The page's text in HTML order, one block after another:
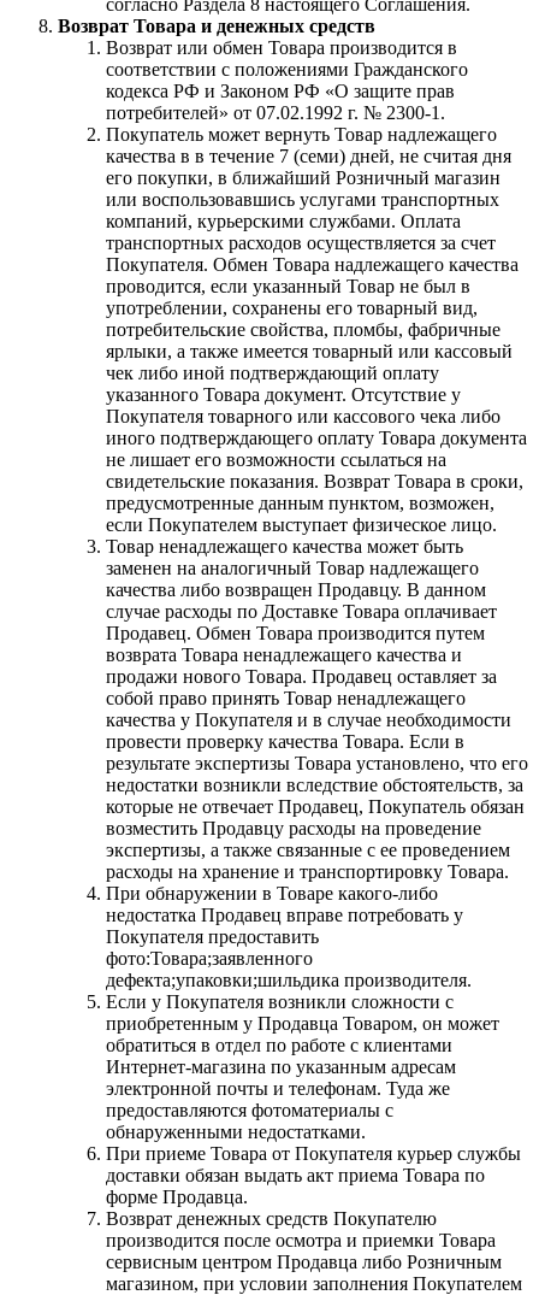
Возврат Товара и денежных средств
Возврат или обмен Товара производится в
соответствии с положениями Гражданского
кодекса РФ и Законом РФ «О защите прав
потребителей» от 07.02.1992 г. № 2300-1.
Покупатель может вернуть Товар надлежащего
качества в в течение 7 (семи) дней, не считая дня
его покупки, в ближайший Розничный магазин
или воспользовавшись услугами транспортных
компаний, курьерскими службами. Оплата
транспортных расходов осуществляется за счет
Покупателя. Обмен Товара надлежащего качества
проводится, если указанный Товар не был в
употреблении, сохранены его товарный вид,
потребительские свойства, пломбы, фабричные
ярлыки, а также имеется товарный или кассовый
чек либо иной подтверждающий оплату
указанного Товара документ. Отсутствие у
Покупателя товарного или кассового чека либо
иного подтверждающего оплату Товара документа
не лишает его возможности ссылаться на
свидетельские показания. Возврат Товара в сроки,
предусмотренные данным пунктом, возможен,
если Покупателем выступает физическое лицо.
Товар ненадлежащего качества может быть
заменен на аналогичный Товар надлежащего
качества либо возвращен Продавцу. В данном
случае расходы по Доставке Товара оплачивает
Продавец. Обмен Товара производится путем
возврата Товара ненадлежащего качества и
продажи нового Товара. Продавец оставляет за
собой право принять Товар ненадлежащего
качества у Покупателя и в случае необходимости
провести проверку качества Товара. Если в
результате экспертизы Товара установлено, что его
недостатки возникли вследствие обстоятельств, за
которые не отвечает Продавец, Покупатель обязан
возместить Продавцу расходы на проведение
экспертизы, а также связанные с ее проведением
расходы на хранение и транспортировку Товара.
При обнаружении в Товаре какого-либо
недостатка Продавец вправе потребовать у
Покупателя предоставить
фото:Товара;заявленного
дефекта;упаковки;шильдика производителя.
Если у Покупателя возникли сложности с
приобретенным у Продавца Товаром, он может
обратиться в отдел по работе с клиентами
Интернет-магазина по указанным адресам
электронной почты и телефонам. Туда же
предоставляются фотоматериалы с
обнаруженными недостатками.
При приеме Товара от Покупателя курьер службы
доставки обязан выдать акт приема Товара по
форме Продавца.
Возврат денежных средств Покупателю
производится после осмотра и приемки Товара
сервисным центром Продавца либо Розничным
магазином, при условии заполнения Покупателем